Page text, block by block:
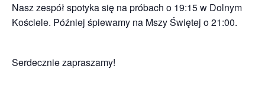
Nasz zespół spotyka się na próbach o 19:15 w Dolnym
Kościele. Później śpiewamy na Mszy Świętej o 21:00.
Serdecznie zapraszamy!